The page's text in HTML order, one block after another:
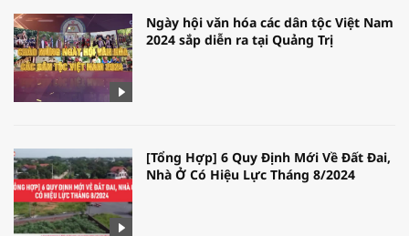
Ngày hội văn hóa các dân tộc Việt Nam
2024 sắp diễn ra tại Quảng Trị
[Tổng Hợp] 6 Quy Định Mới Về Đất Đai,
Nhà Ở Có Hiệu Lực Tháng 8/2024